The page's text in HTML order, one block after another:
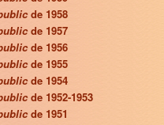
de 1958
de 1957
de 1956
de 1955
de 1954
de 1952-1953
de 1951